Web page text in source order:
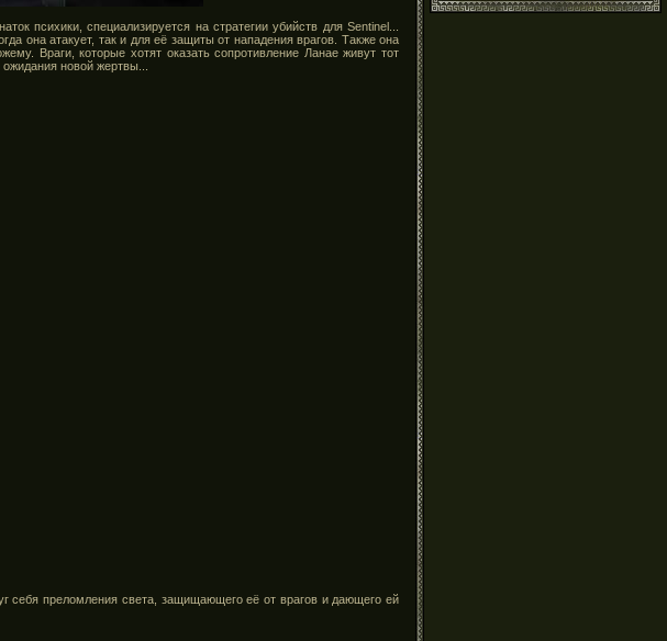
психики, специализируется на стратегии убийств для Sentinel...
она атакует, так и для её защиты от нападения врагов. Также она
Враги, которые хотят оказать сопротивление Ланае живут тот
новой жертвы...
себя преломления света, защищающего её от врагов и дающего ей